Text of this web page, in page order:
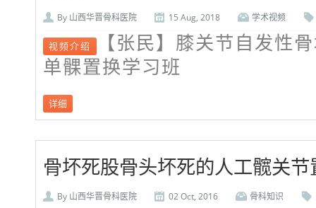
By 山西华晋骨科医院 15 Aug, 2018 学术视频
视频介绍
【张民】膝关节自发性
单髁置换学习班
详细
骨坏死股骨头坏死的人工髋关节
By 山西华晋骨科医院 02 Oct, 2016 骨科知识